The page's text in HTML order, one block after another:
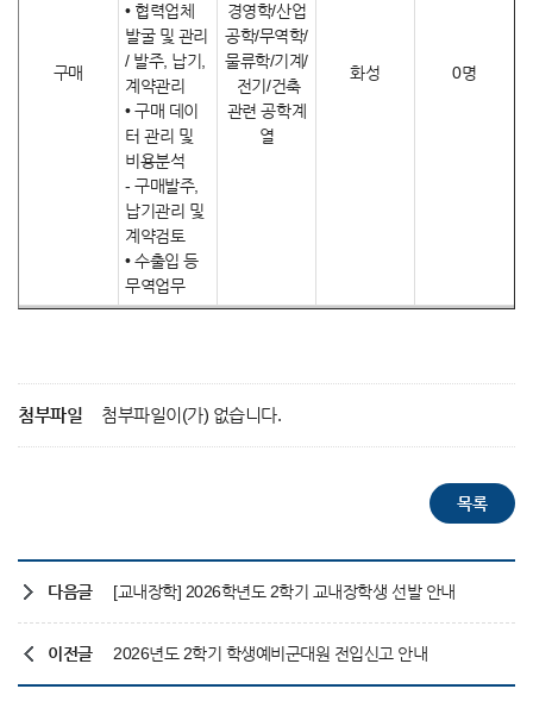
구매
• 협력업체
발굴 및 관리
/ 발주, 납기,
계약관리
• 구매 데이
터 관리 및
비용분석
- 구매발주,
납기관리 및
계약검토
• 수출입 등
무역업무
경영학/산업
공학/무역학/
물류학/기계/
전기/건축
관련 공학계
열
화성 0명
첨부파일 첨부파일이(가) 없습니다.
다음글 [교내장학] 2026학년도 2학기 교내장학생 선발 안내
이전글 2026년도 2학기 학생예비군대원 전입신고 안내